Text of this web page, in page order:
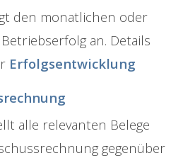
den monatlichen oder
an. Details
Erfolgsentwicklung
alle relevanten Belege
gegenüber